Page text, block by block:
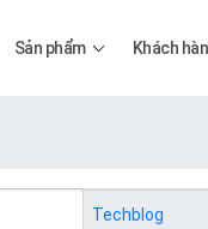
Sản phẩm Khách
Techblog